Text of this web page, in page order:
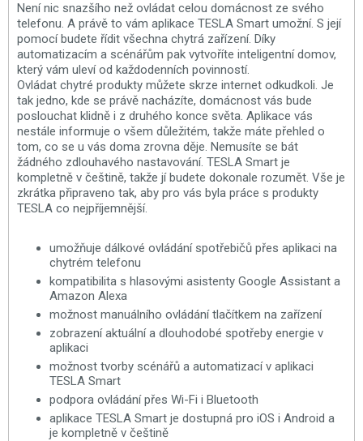
Není nic snazšího než ovládat celou domácnost ze svého
telefonu. A právě to vám aplikace TESLA Smart umožní. S její
pomocí budete řídit všechna chytrá zařízení. Díky
automatizacím a scénářům pak vytvoříte inteligentní domov,
který vám uleví od každodenních povinností.
Ovládat chytré produkty můžete skrze internet odkudkoli. Je
tak jedno, kde se právě nacházíte, domácnost vás bude
poslouchat klidně i z druhého konce světa. Aplikace vás
nestále informuje o všem důležitém, takže máte přehled o
tom, co se u vás doma zrovna děje. Nemusíte se bát
žádného zdlouhavého nastavování. TESLA Smart je
kompletně v češtině, takže jí budete dokonale rozumět. Vše je
zkrátka připraveno tak, aby pro vás byla práce s produkty
TESLA co nejpříjemnější.
umožňuje dálkové ovládání spotřebičů přes aplikaci na
chytrém telefonu
kompatibilita s hlasovými asistenty Google Assistant a
Amazon Alexa
možnost manuálního ovládání tlačítkem na zařízení
zobrazení aktuální a dlouhodobé spotřeby energie v
aplikaci
možnost tvorby scénářů a automatizací v aplikaci
TESLA Smart
podpora ovládání přes Wi-Fi i Bluetooth
aplikace TESLA Smart je dostupná pro iOS i Android a
je kompletně v češtině